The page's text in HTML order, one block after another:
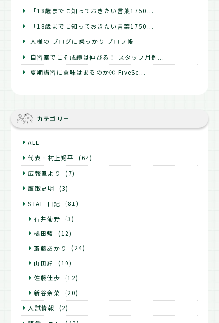
「18歳までに知っておきたい言葉1750...
「18歳までに知っておきたい言葉1750...
人様の ブログに乗っかり プロフ帳
自習室でこそ成績は伸びる！ スタッフ月例...
夏期講習に意味はあるのか④ FiveSc...
カテゴリー
ALL
代表・村上翔平
(64)
広報室より
(7)
鷹取史明
(3)
STAFF日記
(81)
石井葡野
(3)
橘田藍
(12)
斎藤あかり
(24)
山田鈴
(10)
佐藤佳歩
(12)
新谷奈菜
(20)
入試情報
(2)